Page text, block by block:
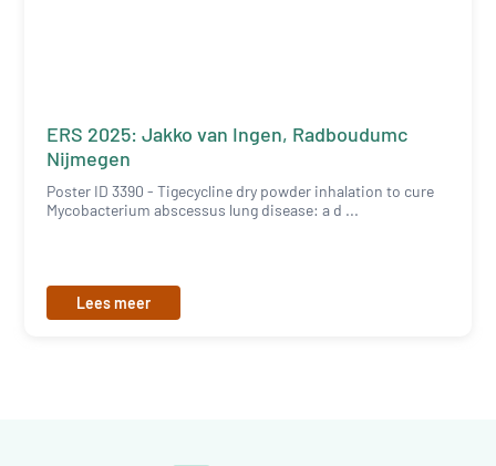
ERS 2025: Jakko van Ingen, Radboudumc
Nijmegen
Poster ID 3390 - Tigecycline dry powder inhalation to cure
Mycobacterium abscessus lung disease: a d ...
Lees meer